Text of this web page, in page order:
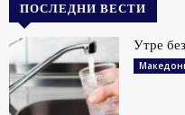
ПОСЛЕДНИ ВЕСТИ
Утре